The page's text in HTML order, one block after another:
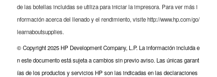
de las botellas incluidas se utiliza para iniciar la impresora. Para ver más i
nformación acerca del llenado y el rendimiento, visite http://www.hp.com/go/
learnaboutsupplies.
© Copyright 2025 HP Development Company, L.P. La información incluida e
n este documento está sujeta a cambios sin previo aviso. Las únicas garant
ías de los productos y servicios HP son las indicadas en las declaraciones